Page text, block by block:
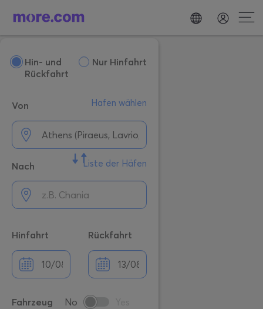
Hin- und
Rückfahrt
Nur Hinfahrt
Von Hafen wählen
Nach Liste der Häfen
Hinfahrt Rückfahrt
Fahrzeug No